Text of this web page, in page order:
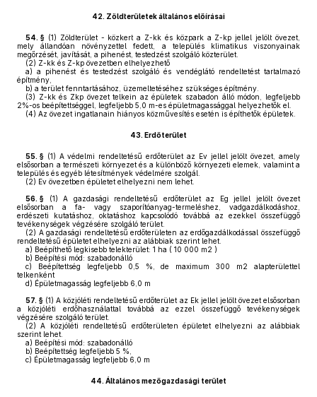
42. Zöldterületek általános előírásai
54. § (1) Zöldterület - közkert a Z-kk és közpark a Z-kp jellel jelölt övezet,
mely állandóan növényzettel fedett, a település klimatikus viszonyainak
megőrzését, javítását, a pihenést, testedzést szolgáló közterület.
(2) Z-kk és Z-kp övezetben elhelyezhető
a) a pihenést és testedzést szolgáló és vendéglátó rendeltetést tartalmazó
építmény,
b) a terület fenntartásához, üzemeltetéséhez szükséges építmény.
(3) Z-kk és Zkp övezet telkein az épületek szabadon álló módon, legfeljebb
2%-os beépítettséggel, legfeljebb 5,0 m-es épületmagassággal helyezhetők el.
(4) Az övezet ingatlanain hiányos közművesítés esetén is építhetők épületek.
43. Erdőterület
55. § (1) A védelmi rendeltetésű erdőterület az Ev jellel jelölt övezet, amely
elsősorban a természeti környezet és a különböző környezeti elemek, valamint a
település és egyéb létesítmények védelmére szolgál.
(2) Ev övezetben épületet elhelyezni nem lehet.
56. § (1) A gazdasági rendeltetésű erdőterület az Eg jellel jelölt övezet
elsősorban a fa- vagy szaporítóanyag-termeléshez, vadgazdálkodáshoz,
erdészeti kutatáshoz, oktatáshoz kapcsolódó továbbá az ezekkel összefüggő
tevékenységek végzésére szolgáló terület.
(2) A gazdasági rendeltetésű erdőterületen az erdőgazdálkodással összefüggő
rendeltetésű épületet elhelyezni az alábbiak szerint lehet.
a) Beépíthető legkisebb telekterület: 1 ha ( 10 000 m2 )
b) Beépítési mód: szabadonálló
c) Beépítettség legfeljebb 0,5 %, de maximum 300 m2 alapterülettel
telkenként
d) Épületmagasság legfeljebb 6,0 m
57. § (1) A közjóléti rendeltetésű erdőterület az Ek jellel jelölt övezet elsősorban
a közjóléti erdőhasználattal továbbá az ezzel összefüggő tevékenységek
végzésére szolgáló terület.
(2) A közjóléti rendeltetésű erdőterületen épületet elhelyezni az alábbiak
szerint lehet.
a) Beépítési mód: szabadonálló
b) Beépítettség legfeljebb 5 %,
c) Épületmagasság legfeljebb 6,0 m
44. Általános mezőgazdasági terület